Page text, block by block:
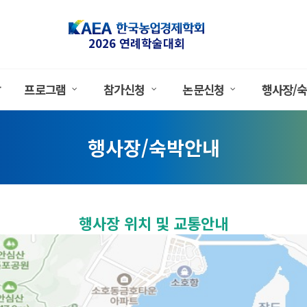
2026 연례학술대회
프로그램 참가신청 논문신청 행사장/
행사장/숙박안내
행사장 위치 및 교통안내